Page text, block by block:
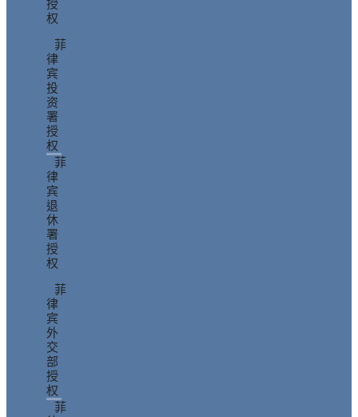
授
权
菲
律
宾
投
资
署
授
权
菲
律
宾
退
休
署
授
权
菲
律
宾
外
交
部
授
权
菲